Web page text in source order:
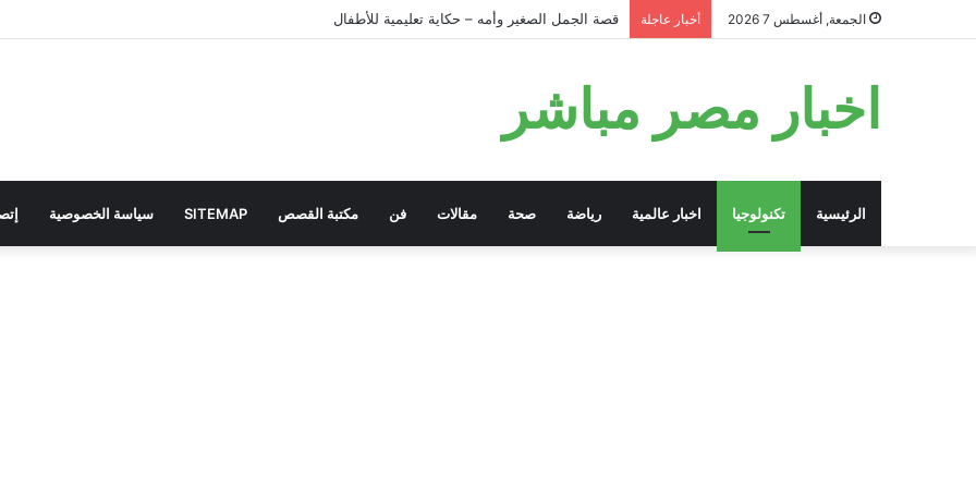
الجمعة, أغسطس 7 2026 أخبار عاجلة قصة الجمل الصغير وأمه – حكاية تعليمية للأطفال
اخبار مصر مباشر
الرئيسية تكنولوجيا اخبار عالمية رياضة صحة مقالات فن مكتبة القصص SITEMAP سياسة الخصوصية